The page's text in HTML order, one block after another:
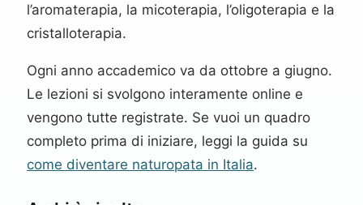
l’aromaterapia, la micoterapia, l’oligoterapia e la
cristalloterapia.
Ogni anno accademico va da ottobre a giugno.
Le lezioni si svolgono interamente online e
vengono tutte registrate. Se vuoi un quadro
completo prima di iniziare, leggi la guida su
come diventare naturopata in Italia.